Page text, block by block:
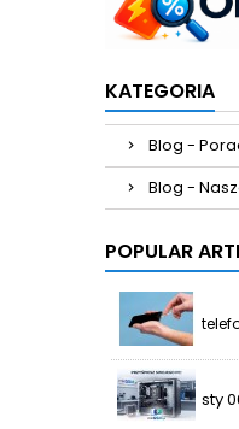
KATEGORIA
Blog -
Blog -
POPULAR
sty